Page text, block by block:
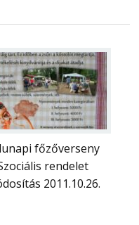
főzőverseny
rendelet
2011.10.26.